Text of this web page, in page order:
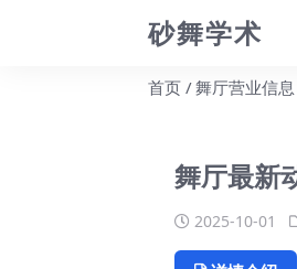
砂舞学术
首页 舞厅营业信息
舞厅最新
2025-10-01